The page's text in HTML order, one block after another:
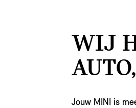
WIJ
Jouw MINI is